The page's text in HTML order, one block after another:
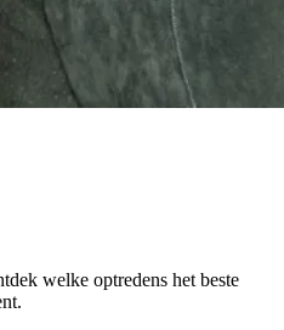
welke optredens het beste